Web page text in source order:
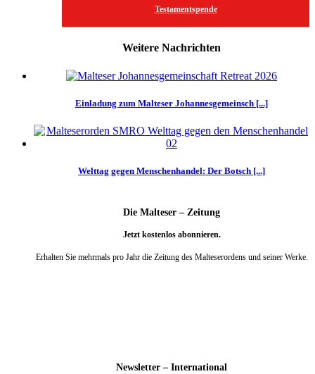
Testamentspende
Weitere Nachrichten
Einladung zum Malteser Johannesgemeinsch [...]
Welttag gegen Menschenhandel: Der Botsch [...]
Die Malteser – Zeitung
Jetzt kostenlos abonnieren.
Erhalten Sie mehrmals pro Jahr die Zeitung des Malteserordens und seiner Werke.
Newsletter – International